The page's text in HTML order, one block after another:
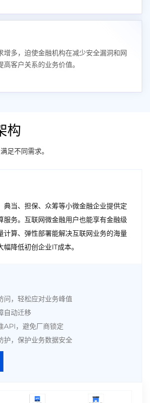
增多，迫使金融机构在减少安全漏洞和网
客户关系的业务价值。
构
足不同需求。
典当、担保、众筹等小微金融企业提供定
服务。互联网微金融用户也能享有金融级
计算、弹性部署能解决互联网业务的海量
降低初创企业IT成本。
问，轻松应对业务峰值
自动迁移
API，避免厂商锁定
护，保护业务数据安全